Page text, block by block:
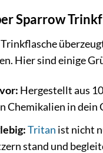
Sparrow
Hier sind einige
Hergestellt aus
Chemikalien in dein
Tritan ist nicht
stand und